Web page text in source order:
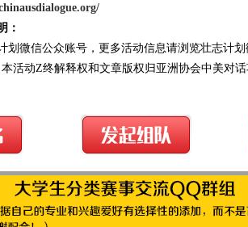
：
划微信公众账号，更多活动信息请浏览壮志计
本活动Z终解释权和文章版权归亚洲协会中美对话